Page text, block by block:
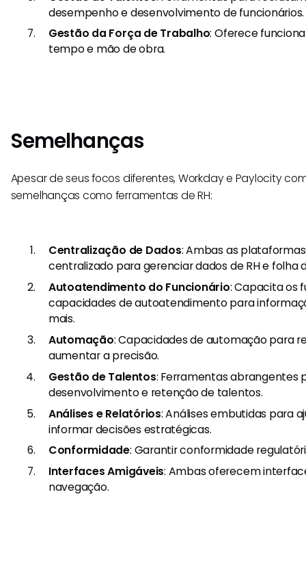
desempenho e desenvolvimento de funcionários.
Gestão da Força de Trabalho: Oferece
tempo e mão de obra.
Semelhanças
Apesar de seus focos diferentes, Workday e Paylocity
semelhanças como ferramentas de RH:
Centralização de Dados: Ambas as
centralizado para gerenciar dados de RH e folha
Autoatendimento do Funcionário: Capacita os
capacidades de autoatendimento para
mais.
Automação: Capacidades de automação para
aumentar a precisão.
Gestão de Talentos: Ferramentas abrangentes
desenvolvimento e retenção de talentos.
Análises e Relatórios: Análises embutidas para
informar decisões estratégicas.
Conformidade: Garantir conformidade
Interfaces Amigáveis: Ambas oferecem
navegação.